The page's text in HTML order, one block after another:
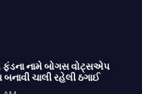
નામે બોગસ વોટ્સએપ
ચાલી રહેલી ઠગાઈ